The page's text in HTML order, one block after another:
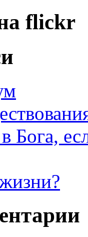
flickr
Бога,